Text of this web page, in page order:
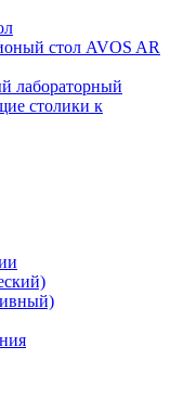
стол AVOS AR
лабораторный
столики к